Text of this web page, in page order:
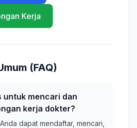
Kerja
(FAQ)
untuk mencari dan
kerja dokter?
dapat mendaftar, mencari,